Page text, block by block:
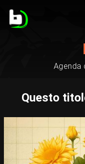
Agenda
Questo